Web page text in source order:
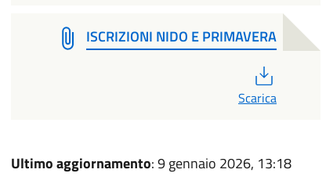
ISCRIZIONI NIDO E PRIMAVERA
Scarica
Ultimo aggiornamento: 9 gennaio 2026, 13:18